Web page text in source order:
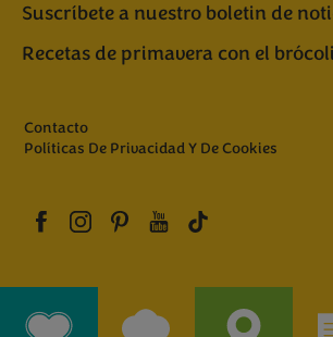
Suscríbete a nuestro boletin de
Recetas de primavera con el
Contacto
Políticas De Privacidad Y De Cookies